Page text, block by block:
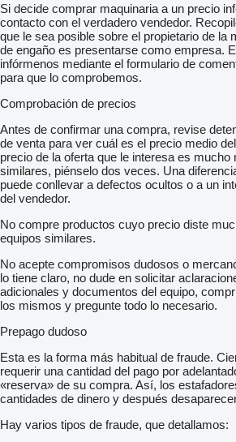
Si decide comprar maquinaria a un precio
contacto con el verdadero vendedor.
que le sea posible sobre el propietario de la
de engaño es presentarse como empresa.
infórmenos mediante el formulario de
para que lo comprobemos.
Comprobación de precios
Antes de confirmar una compra, revise
de venta para ver cuál es el precio medio
precio de la oferta que le interesa es mucho
similares, piénselo dos veces. Una
puede conllevar a defectos ocultos o a un
del vendedor.
No compre productos cuyo precio diste
equipos similares.
No acepte compromisos dudosos o
lo tiene claro, no dude en solicitar
adicionales y documentos del equipo,
los mismos y pregunte todo lo necesario.
Prepago dudoso
Esta es la forma más habitual de fraude.
requerir una cantidad del pago por
«reserva» de su compra. Así, los
cantidades de dinero y después
Hay varios tipos de fraude, que detallamos: